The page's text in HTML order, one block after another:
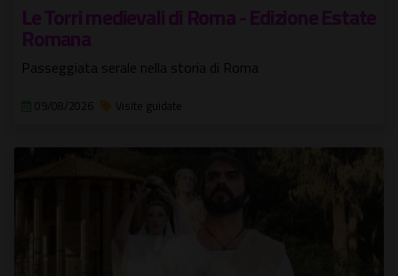
Le Torri medievali di Roma - Edizione Estate
Romana
Passeggiata serale nella storia di Roma
09/08/2026 Visite guidate